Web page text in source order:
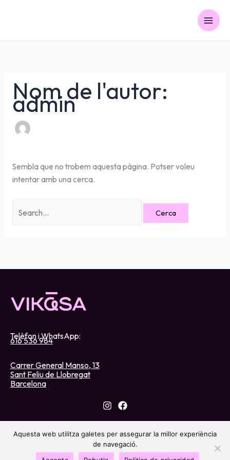
Nom de l'autor:
admin
Sembla que no trobem aquesta pàgina. Potser voleu
intentar amb una cerca.
Telèfon i WhatsApp:
616 536 984
Carrer General Manso, 13
Sant Feliu de Llobregat
Barcelona
Aviso legal
Política de privacidad
Aquesta web utilitza galetes per assegurar la millor experiència
de navegació.